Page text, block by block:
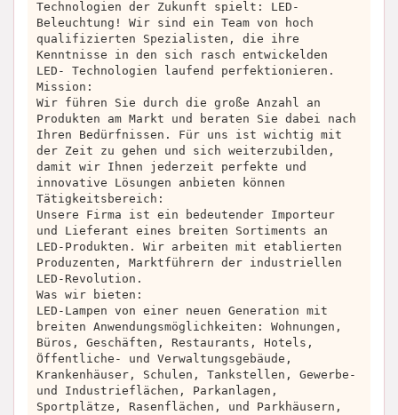
Technologien der Zukunft spielt: LED-
Beleuchtung! Wir sind ein Team von hoch
qualifizierten Spezialisten, die ihre
Kenntnisse in den sich rasch entwickelden
LED- Technologien laufend perfektionieren.
Mission:
Wir führen Sie durch die große Anzahl an
Produkten am Markt und beraten Sie dabei nach
Ihren Bedürfnissen. Für uns ist wichtig mit
der Zeit zu gehen und sich weiterzubilden,
damit wir Ihnen jederzeit perfekte und
innovative Lösungen anbieten können
Tätigkeitsbereich:
Unsere Firma ist ein bedeutender Importeur
und Lieferant eines breiten Sortiments an
LED-Produkten. Wir arbeiten mit etablierten
Produzenten, Marktführern der industriellen
LED-Revolution.
Was wir bieten:
LED-Lampen von einer neuen Generation mit
breiten Anwendungsmöglichkeiten: Wohnungen,
Büros, Geschäften, Restaurants, Hotels,
Öffentliche- und Verwaltungsgebäude,
Krankenhäuser, Schulen, Tankstellen, Gewerbe-
und Industrieflächen, Parkanlagen,
Sportplätze, Rasenflächen, und Parkhäusern,